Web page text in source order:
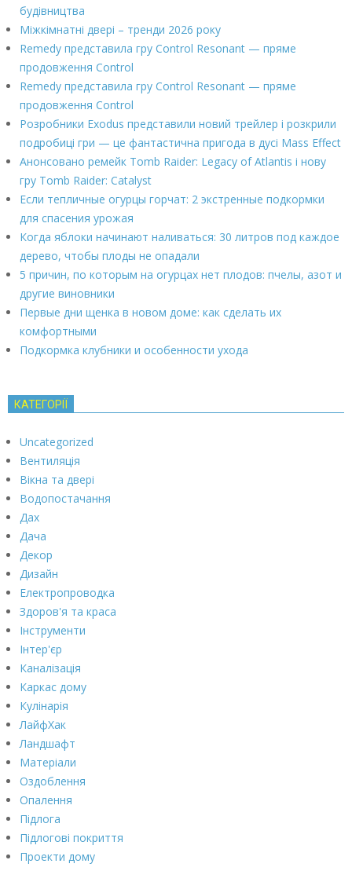
будівництва
Міжкімнатні двері – тренди 2026 року
Remedy представила гру Control Resonant — пряме
продовження Control
Remedy представила гру Control Resonant — пряме
продовження Control
Розробники Exodus представили новий трейлер і розкрили
подробиці гри — це фантастична пригода в дусі Mass Effect
Анонсовано ремейк Tomb Raider: Legacy of Atlantis і нову
гру Tomb Raider: Catalyst
Если тепличные огурцы горчат: 2 экстренные подкормки
для спасения урожая
Когда яблоки начинают наливаться: 30 литров под каждое
дерево, чтобы плоды не опадали
5 причин, по которым на огурцах нет плодов: пчелы, азот и
другие виновники
Первые дни щенка в новом доме: как сделать их
комфортными
Подкормка клубники и особенности ухода
КАТЕГОРІЇ
Uncategorized
Вентиляція
Вікна та двері
Водопостачання
Дах
Дача
Декор
Дизайн
Електропроводка
Здоров'я та краса
Інструменти
Інтер'єр
Каналізація
Каркас дому
Кулінарія
ЛайфХак
Ландшафт
Матеріали
Оздоблення
Опалення
Підлога
Підлогові покриття
Проекти дому